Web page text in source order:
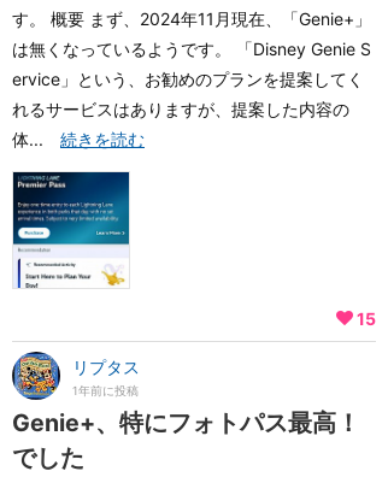
す。 概要 まず、2024年11月現在、「Genie+」
は無くなっているようです。 「Disney Genie S
ervice」という、お勧めのプランを提案してく
れるサービスはありますが、提案した内容の
体... 続きを読む
15
リプタス
1年前に投稿
Genie+、特にフォトパス最高！
でした